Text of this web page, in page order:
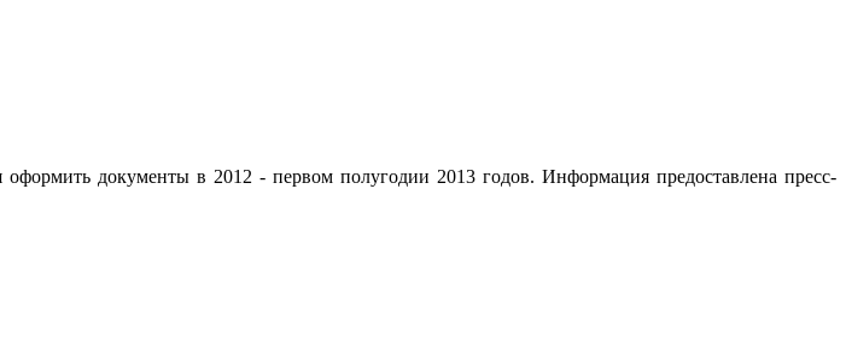
документы в 2012 - первом полугодии 2013 годов. Информация предоставлена пресс-